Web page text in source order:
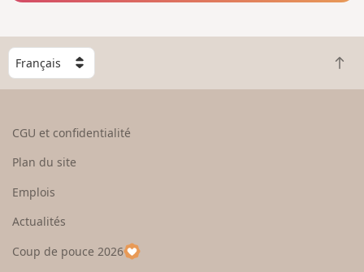
C
h
o
e
u
p
R
e
CGU et confidentialité
Plan du site
Emplois
Actualités
Coup de pouce 2026